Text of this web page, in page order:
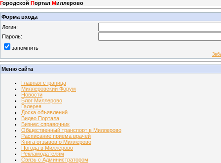
Городской Портал Миллерово
Форма входа
Логин:
Пароль:
запомнить
Меню сайта
Главная страница
Миллеровский Форум
Новости
Блог Миллерово
Галерея
Доска объявлений
Видео Портала
Бизнес справочник
Общественный транспорт в Миллерово
Расписание приема врачей
Книга отзывов о Миллерово
Погода в Миллерово
Рекламодателям
Связь с Администратором